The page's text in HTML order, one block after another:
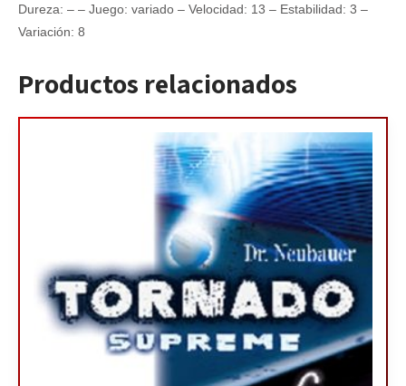
Dureza: – – Juego: variado – Velocidad: 13 – Estabilidad: 3 –
Variación: 8
Productos relacionados